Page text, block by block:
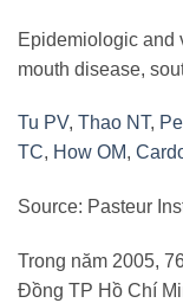
Epidemiologic and
mouth disease,
Tu PV, Thao NT,
TC, How OM,
Source: Pasteur
Trong năm 2005,
Đồng TP Hồ Chí